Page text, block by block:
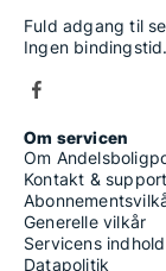
Fuld adgang til
Ingen bindingstid.
Om servicen
Om
Kontakt & support
Generelle vilkår
Servicens
Datapolitik